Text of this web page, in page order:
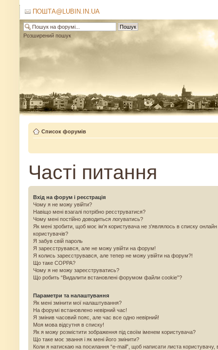
ПОШТА@LUBIN.IN.UA
Розширений пошук
Список форумів
Часті питання
Вхід на форум і реєстрація
Чому я не можу увійти?
Навіщо мені взагалі потрібно реєструватися?
Чому мені постійно доводиться логуватись?
Як мені зробити, щоб моє ім'я користувача не з'являлось в списку онлайн
користувачів?
Я забув свій пароль
Я зареєструвався, але не можу увійти на форум!
Я колись зареєструвався, але тепер не можу увійти на форум?!
Що таке COPPA?
Чому я не можу зареєструватись?
Що робить “Видалити встановлені форумом файли cookie”?
Параметри та налаштування
Як мені змінити мої налаштування?
На форумі встановлено невірний час!
Я змінив часовий пояс, але час все одно невірний!
Моя мова відсутня в списку!
Як я можу розмістити зображення під своїм іменем користувача?
Що таке моє звання і як мені його змінити?
Коли я натискаю на посилання “e-mail”, щоб написати листа користувачу,